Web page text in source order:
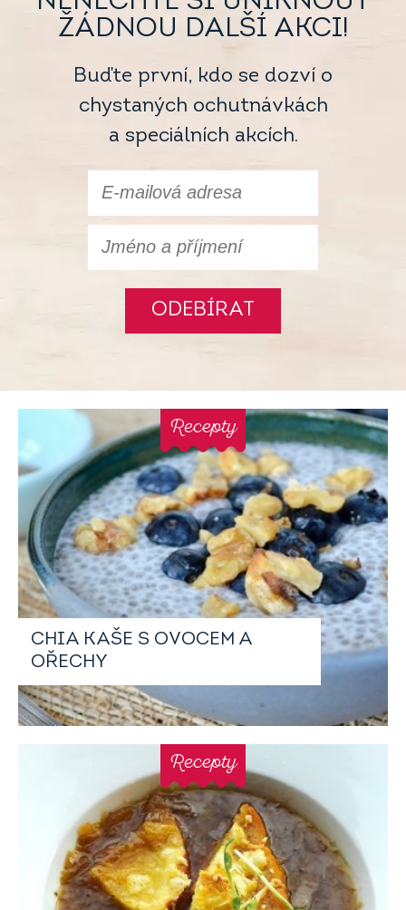
ŽÁDNOU DALŠÍ AKCI!
Buďte první, kdo se dozví o
chystaných ochutnávkách
a speciálních akcích.
ODEBÍRAT
CHIA KAŠE S OVOCEM A
OŘECHY
Recepty
Recepty